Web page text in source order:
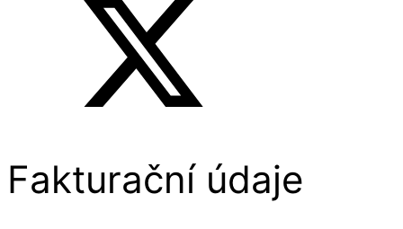
Fakturační údaje